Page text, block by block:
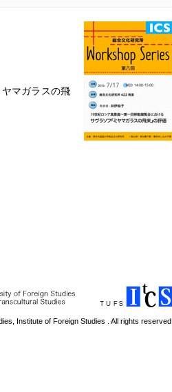
マガラスの飛
Institute of Foreign Studies . All rights reserved.